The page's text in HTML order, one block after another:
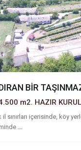
BİR
m2. HAZIR
sınırları içerisinde, köy
...